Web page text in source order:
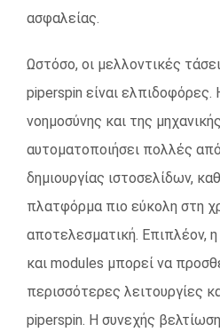
ασφαλείας.
Ωστόσο, οι μελλοντικές
piperspin είναι
νοημοσύνης και της
αυτοματοποιήσει πολλές από
δημιουργίας ιστοσελίδων,
πλατφόρμα πιο εύκολη στη
αποτελεσματική. Επιπλέον,
και modules μπορεί να
περισσότερες λειτουργίες
piperspin. Η συνεχής